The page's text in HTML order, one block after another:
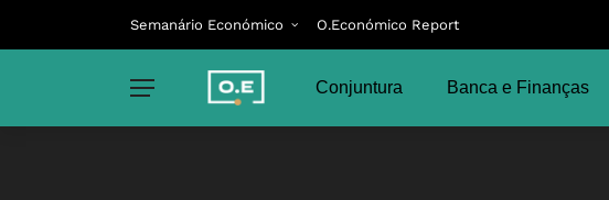
Semanário Económico O.Económico Report
Conjuntura Banca e Finanças